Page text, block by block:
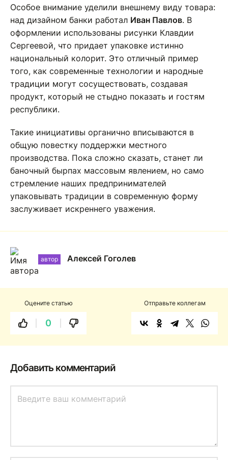
Особое внимание уделили внешнему виду товара:
над дизайном банки работал Иван Павлов. В
оформлении использованы рисунки Клавдии
Сергеевой, что придает упаковке истинно
национальный колорит. Это отличный пример
того, как современные технологии и народные
традиции могут сосуществовать, создавая
продукт, который не стыдно показать и гостям
республики.
Такие инициативы органично вписываются в
общую повестку поддержки местного
производства. Пока сложно сказать, станет ли
баночный бырпах массовым явлением, но само
стремление наших предпринимателей
упаковывать традиции в современную форму
заслуживает искреннего уважения.
автор Алексей Гоголев
Оцените статью
0
Отправьте коллегам
Добавить комментарий